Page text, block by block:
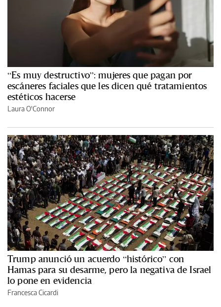
“Es muy destructivo”: mujeres que pagan por
escáneres faciales que les dicen qué tratamientos
estéticos hacerse
Laura O'Connor
Trump anunció un acuerdo “histórico” con
Hamas para su desarme, pero la negativa de Israel
lo pone en evidencia
Francesca Cicardi